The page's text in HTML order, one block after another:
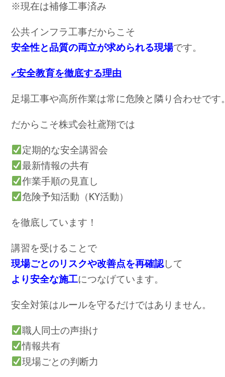
※現在は補修工事済み
公共インフラ工事だからこそ
安全性と品質の両立が求められる現場です。
✔︎安全教育を徹底する理由
足場工事や高所作業は常に危険と隣り合わせです
だからこそ株式会社鳶翔では
定期的な安全講習会
最新情報の共有
作業手順の見直し
危険予知活動（KY活動）
を徹底しています！
講習を受けることで
現場ごとのリスクや改善点を再確認して
より安全な施工につなげています。
安全対策はルールを守るだけではありません。
職人同士の声掛け
情報共有
現場ごとの判断力